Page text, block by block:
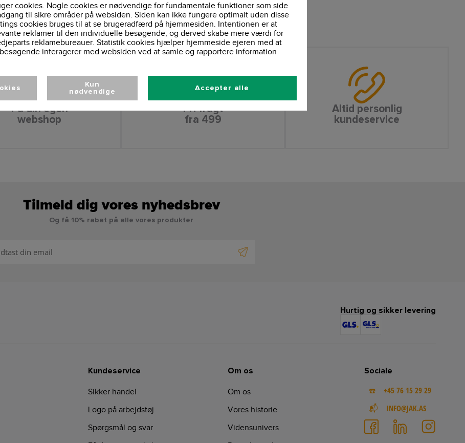
cookies. Nogle cookies er nødvendige for fundamentale funktioner som side
til sikre områder på websiden. Siden kan ikke fungere optimalt uden disse
cookies bruges til at se brugeradfærd på hjemmesiden. Intentionen er at
reklamer til den individuelle besøgende, og derved skabe mere værdi for
reklamebureauer. Statistik cookies hjælper hjemmeside ejeren med at
interagerer med websiden ved at samle og rapportere information
Kun
nødvendige
Accepter alle
Få din egen
webshop
Fri fragt
fra 499
Altid personlig
kundeservice
Tilmeld dig vores nyhedsbrev
Og få 10% rabat på alle vores produkter
Hurtig og sikker levering
Kundeservice
Sikker handel
Logo på arbejdstøj
Spørgsmål og svar
Om os
Om os
Vores historie
Vidensunivers
Sociale
☎️ +45 76 15 29 29
📬 INFO@JAK.AS